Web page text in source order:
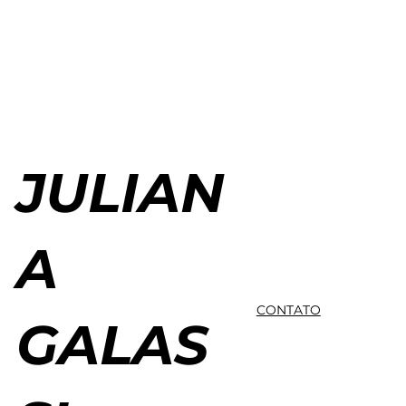
JULIAN
A
GALAS
CONTATO